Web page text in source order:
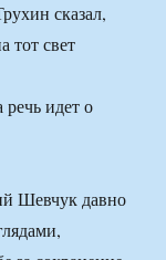
сказал,
тот свет
речь идет о
Шевчук давно